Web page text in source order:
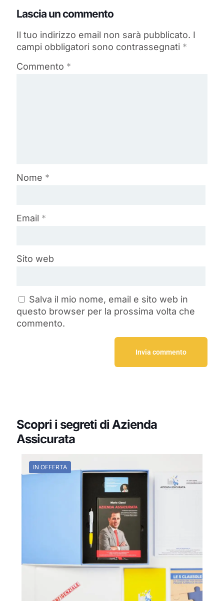
Lascia un commento
Il tuo indirizzo email non sarà pubblicato. I
campi obbligatori sono contrassegnati *
Commento *
Nome *
Email *
Sito web
Salva il mio nome, email e sito web in
questo browser per la prossima volta che
commento.
Scopri i segreti di Azienda
Assicurata
IN OFFERTA